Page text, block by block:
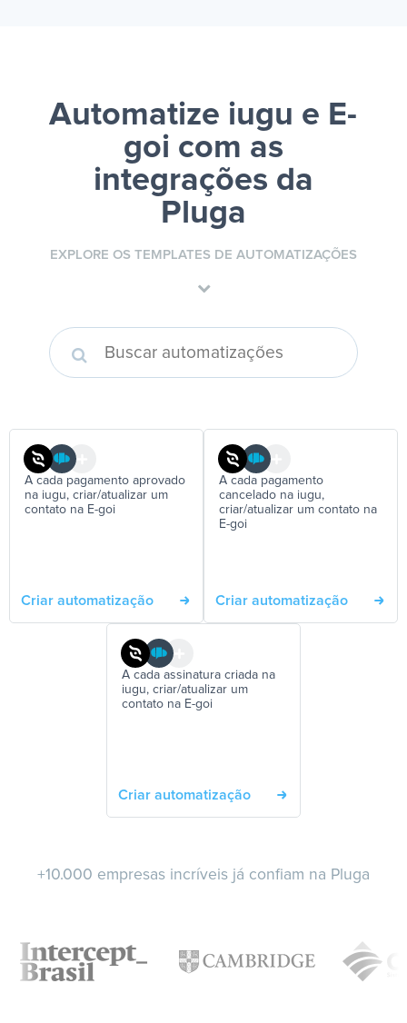
Automatize iugu e E-
goi com as
integrações da
Pluga
EXPLORE OS TEMPLATES DE AUTOMATIZAÇÕES
A cada pagamento aprovado
na iugu, criar/atualizar um
contato na E-goi
Criar automatização
A cada pagamento
cancelado na iugu,
criar/atualizar um contato na
E-goi
Criar automatização
A cada assinatura criada na
iugu, criar/atualizar um
contato na E-goi
Criar automatização
+10.000 empresas incríveis já confiam na Pluga